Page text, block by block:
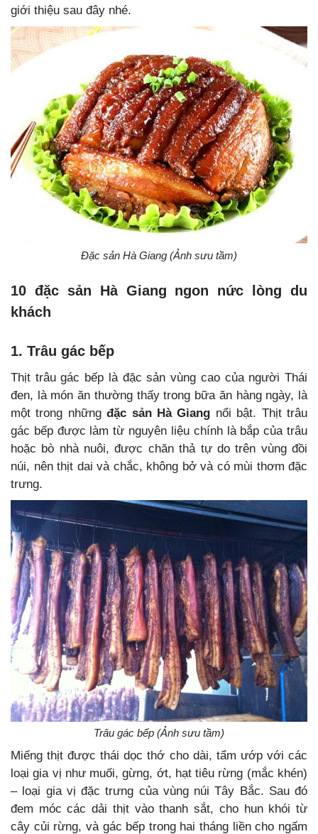
giới thiệu sau đây nhé.
Đặc sản Hà Giang (Ảnh sưu tầm)
10 đặc sản Hà Giang ngon nức lòng du
khách
1. Trâu gác bếp
Thịt trâu gác bếp là đặc sản vùng cao của người Thái
đen, là món ăn thường thấy trong bữa ăn hàng ngày, là
một trong nhữngđặc sản Hà Giang nổi bật. Thịt trâu
gác bếp được làm từ nguyên liệu chính là bắp của trâu
hoặc bò nhà nuôi, được chăn thả tự do trên vùng đồi
núi, nên thịt dai và chắc, không bở và có mùi thơm đặc
trưng.
Trâu gác bếp (Ảnh sưu tầm)
Miếng thịt được thái dọc thớ cho dài, tẩm ướp với các
loại gia vị như muối, gừng, ớt, hạt tiêu rừng (mắc khén)
– loại gia vị đặc trưng của vùng núi Tây Bắc. Sau đó
đem móc các dải thịt vào thanh sắt, cho hun khói từ
cây củi rừng, và gác bếp trong hai tháng liền cho ngấm